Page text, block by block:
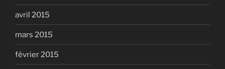
avril 2015
mars 2015
février 2015